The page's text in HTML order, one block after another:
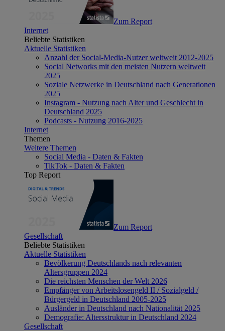
Zum Report
Internet
Beliebte Statistiken
Aktuelle Statistiken
Anzahl der Social-Media-Nutzer weltweit 2012-2025
Social Networks mit den meisten Nutzern weltweit
2025
Soziale Netzwerke in Deutschland nach Generationen
2025
Instagram - Nutzung nach Alter und Geschlecht in
Deutschland 2025
Podcasts - Nutzung 2016-2025
Internet
Themen
Weitere Themen
Social Media - Daten & Fakten
TikTok - Daten & Fakten
Top Report
Zum Report
Gesellschaft
Beliebte Statistiken
Aktuelle Statistiken
Bevölkerung Deutschlands nach relevanten
Altersgruppen 2024
Die reichsten Menschen der Welt 2026
Empfänger von Arbeitslosengeld II / Sozialgeld /
Bürgergeld in Deutschland 2005-2025
Ausländer in Deutschland nach Nationalität 2025
Demografie: Altersstruktur in Deutschland 2024
Gesellschaft